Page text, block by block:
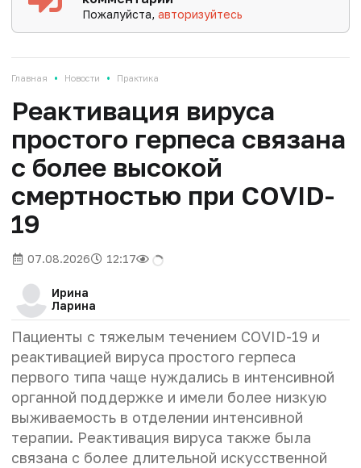
Пожалуйста,авторизуйтесь
Главная • Новости • Практика
Реактивация вируса
простого герпеса связана
с более высокой
смертностью при COVID-
19
07.08.2026 12:17
Ирина
Ларина
Пациенты с тяжелым течением COVID-19 и
реактивацией вируса простого герпеса
первого типа чаще нуждались в интенсивной
органной поддержке и имели более низкую
выживаемость в отделении интенсивной
терапии. Реактивация вируса также была
связана с более длительной искусственной